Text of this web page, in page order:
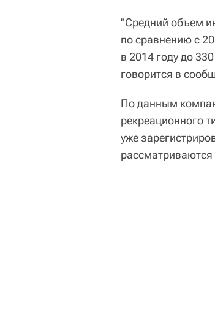
"Средний объем
по сравнению с
в 2014 году до
говорится в
По данным
рекреационного
уже